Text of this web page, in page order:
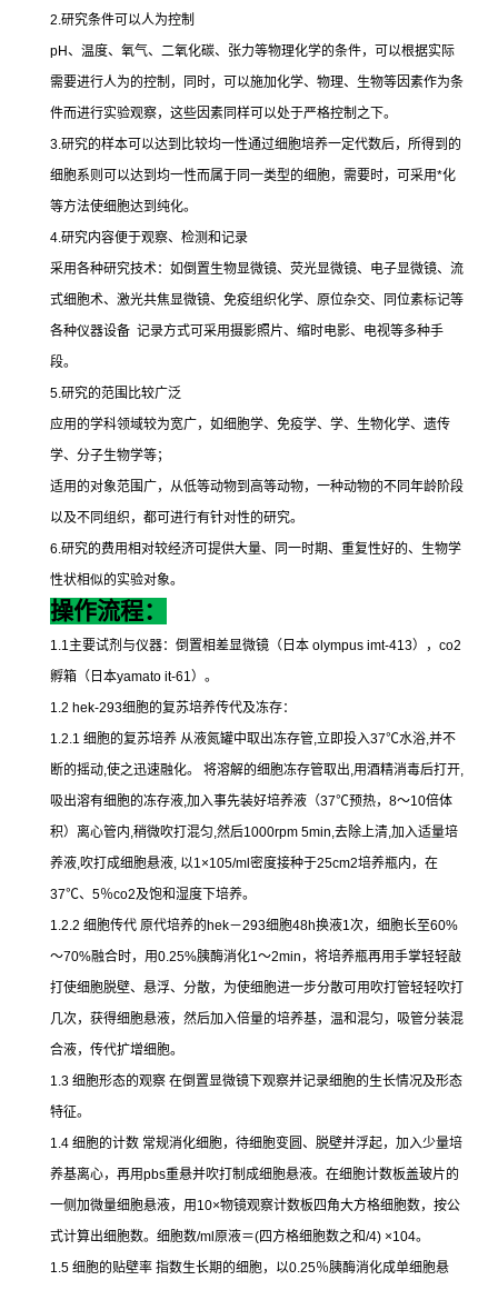
2.研究条件可以人为控制
pH、温度、氧气、二氧化碳、张力等物理化学的条件，可以根据实际
需要进行人为的控制，同时，可以施加化学、物理、生物等因素作为条
件而进行实验观察，这些因素同样可以处于严格控制之下。
3.研究的样本可以达到比较均一性通过细胞培养一定代数后，所得到的
细胞系则可以达到均一性而属于同一类型的细胞，需要时，可采用*化
等方法使细胞达到纯化。
4.研究内容便于观察、检测和记录
采用各种研究技术：如倒置生物显微镜、荧光显微镜、电子显微镜、流
式细胞术、激光共焦显微镜、免疫组织化学、原位杂交、同位素标记等
各种仪器设备 记录方式可采用摄影照片、缩时电影、电视等多种手
段。
5.研究的范围比较广泛
应用的学科领域较为宽广，如细胞学、免疫学、学、生物化学、遗传
学、分子生物学等；
适用的对象范围广，从低等动物到高等动物，一种动物的不同年龄阶段
以及不同组织，都可进行有针对性的研究。
6.研究的费用相对较经济可提供大量、同一时期、重复性好的、生物学
性状相似的实验对象。
操作流程：
1.1主要试剂与仪器：倒置相差显微镜（日本 olympus imt-413）， co2
孵箱（日本yamato it-61）。
1.2 hek-293细胞的复苏培养传代及冻存：
1.2.1 细胞的复苏培养 从液氮罐中取出冻存管,立即投入37℃水浴,并不
断的摇动,使之迅速融化。 将溶解的细胞冻存管取出,用酒精消毒后打开,
吸出溶有细胞的冻存液,加入事先装好培养液（37℃预热， 8～10倍体
积）离心管内,稍微吹打混匀,然后1000rpm 5min,去除上清,加入适量培
养液,吹打成细胞悬液, 以1×105/ml 密度接种于25cm2培养瓶内，在
37℃、 5％co2及饱和湿度下培养。
1.2.2 细胞传代 原代培养的hek－293细胞48h换液1次，细胞长至60%
～70%融合时，用0.25%胰酶消化1～2min ，将培养瓶再用手掌轻轻敲
打使细胞脱壁、悬浮、分散，为使细胞进一步分散可用吹打管轻轻吹打
几次，获得细胞悬液，然后加入倍量的培养基，温和混匀，吸管分装混
合液，传代扩增细胞。
1.3 细胞形态的观察 在倒置显微镜下观察并记录细胞的生长情况及形态
特征。
1.4 细胞的计数 常规消化细胞，待细胞变圆、脱壁并浮起，加入少量培
养基离心，再用pbs重悬并吹打制成细胞悬液。在细胞计数板盖玻片的
一侧加微量细胞悬液，用 10×物镜观察计数板四角大方格细胞数，按公
式计算出细胞数。细胞数/ml 原液＝(四方格细胞数之和/4) ×104。
1.5 细胞的贴壁率 指数生长期的细胞，以0.25％胰酶消化成单细胞悬